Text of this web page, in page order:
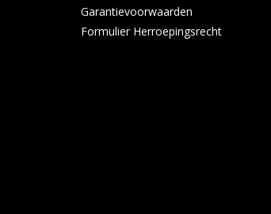
Garantievoorwaarden
Formulier Herroepingsrecht